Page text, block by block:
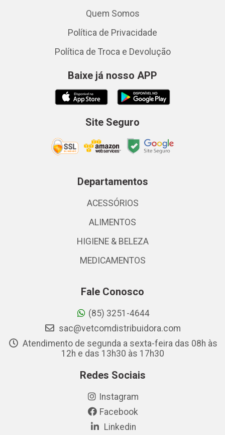
Quem Somos
Política de Privacidade
Política de Troca e Devolução
Baixe já nosso APP
Site Seguro
Departamentos
ACESSÓRIOS
ALIMENTOS
HIGIENE & BELEZA
MEDICAMENTOS
Fale Conosco
(85) 3251-4644
sac@vetcomdistribuidora.com
Atendimento de segunda a sexta-feira das 08h às
12h e das 13h30 às 17h30
Redes Sociais
Instagram
Facebook
Linkedin